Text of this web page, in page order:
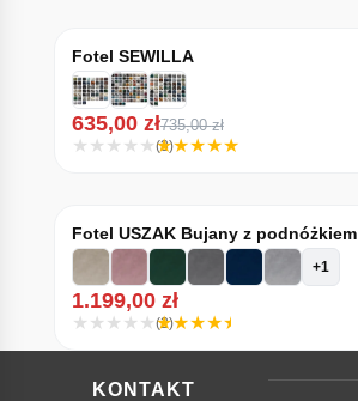
Fotel SEWILLA
635,00 zł735,00zł
(3)
Fotel USZAK Bujany z podnóżkiem
+1
1.199,00 zł
(2)
KONTAKT